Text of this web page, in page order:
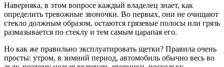
Наверняка, в этом вопросе каждый владелец знает, как
определить тревожные звоночки. Во первых, они не очищают
стекло должным образом, остаются грязевые полосы или грязь
размазывается по стеклу и тем самым царапая его.
Но как же правильно эксплуатировать щетки? Правила очень
просты: утром, в зимний период, автомобиль обычно весь во